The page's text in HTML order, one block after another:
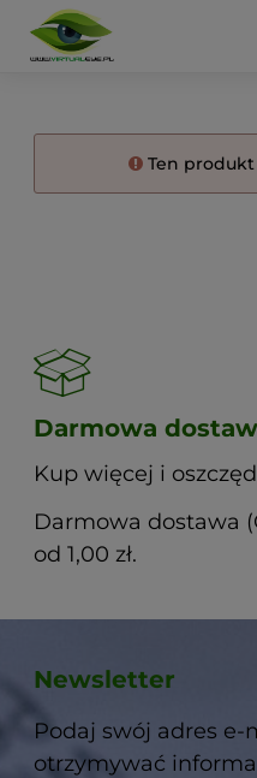
Ten
Darmowa
Kup więcej i
Darmowa dostawa
od 1,00 zł.
Newsletter
Podaj swój adres e-
otrzymywać